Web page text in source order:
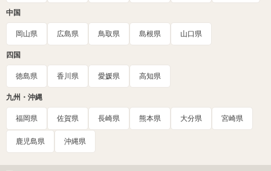
中国
岡山県 広島県 鳥取県 島根県 山口県
四国
徳島県 香川県 愛媛県 高知県
九州・沖縄
福岡県 佐賀県 長崎県 熊本県 大分県 宮崎県
鹿児島県 沖縄県